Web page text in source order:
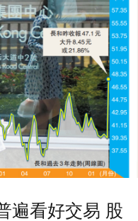
遍看好交易 股